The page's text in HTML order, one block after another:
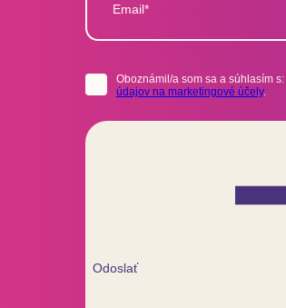
Email*
Oboznámil/a som sa a súhlasím s:
údajov na marketingové účely.
Odoslať